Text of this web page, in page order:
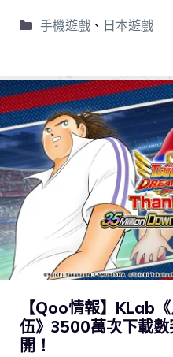
手機遊戲、 日本遊戲
【Qoo情報】KLab
伍》3500萬次下載數
開！